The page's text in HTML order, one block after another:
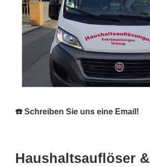
☎️ Schreiben Sie uns eine Email!
Haushaltsauflöser &